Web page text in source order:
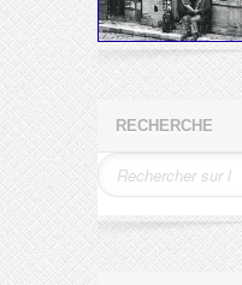
RECHERCHE